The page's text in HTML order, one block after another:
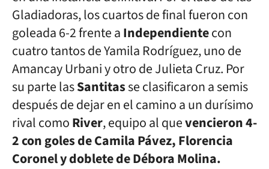
Gladiadoras, los cuartos de final fueron con
goleada 6-2 frente aIndependientecon
cuatro tantos de Yamila Rodríguez, uno de
Amancay Urbani y otro de Julieta Cruz. Por
su parte lasSantitasse clasificaron a semis
después de dejar en el camino a un durísimo
rival comoRiver, equipo al quevencieron 4-
2 con goles de Camila Pávez, Florencia
Coronel y doblete de Débora Molina.